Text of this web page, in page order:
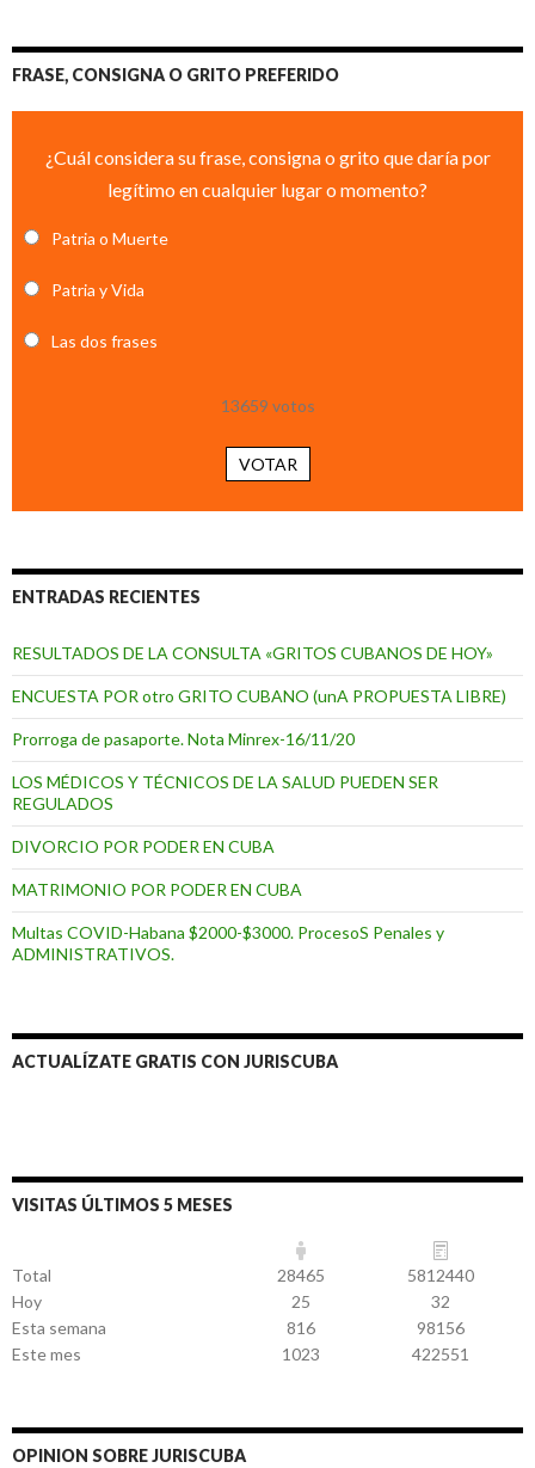
FRASE, CONSIGNA O GRITO PREFERIDO
¿Cuál considera su frase, consigna o grito que daría por
legítimo en cualquier lugar o momento?
Patria o Muerte
Patria y Vida
Las dos frases
13659 votos
VOTAR
ENTRADAS RECIENTES
RESULTADOS DE LA CONSULTA «GRITOS CUBANOS DE HOY»
ENCUESTA POR otro GRITO CUBANO (unA PROPUESTA LIBRE)
Prorroga de pasaporte. Nota Minrex-16/11/20
LOS MÉDICOS Y TÉCNICOS DE LA SALUD PUEDEN SER
REGULADOS
DIVORCIO POR PODER EN CUBA
MATRIMONIO POR PODER EN CUBA
Multas COVID-Habana $2000-$3000. ProcesoS Penales y
ADMINISTRATIVOS.
ACTUALÍZATE GRATIS CON JURISCUBA
VISITAS ÚLTIMOS 5 MESES
Total 28465
5812440
Hoy
25
32
Esta semana
816
98156
Este mes
1023 422551
OPINION SOBRE JURISCUBA